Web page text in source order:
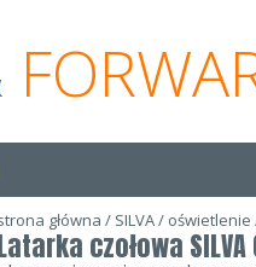
główna / SILVA/ oświetlenie
czołowa SILVA